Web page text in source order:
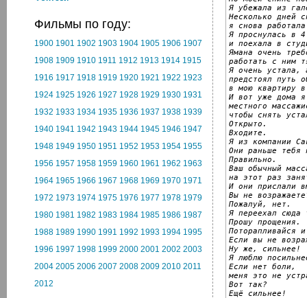
Фильмы по году:
1900 1901 1902 1903 1904 1905 1906 1907
1908 1909 1910 1911 1912 1913 1914 1915
1916 1917 1918 1919 1920 1921 1922 1923
1924 1925 1926 1927 1928 1929 1930 1931
1932 1933 1934 1935 1936 1937 1938 1939
1940 1941 1942 1943 1944 1945 1946 1947
1948 1949 1950 1951 1952 1953 1954 1955
1956 1957 1958 1959 1960 1961 1962 1963
1964 1965 1966 1967 1968 1969 1970 1971
1972 1973 1974 1975 1976 1977 1978 1979
1980 1981 1982 1983 1984 1985 1986 1987
1988 1989 1990 1991 1992 1993 1994 1995
1996 1997 1998 1999 2000 2001 2002 2003
2004 2005 2006 2007 2008 2009 2010 2011
2012
Я убежала из
Несколько дней
я снова
Я проснулась в
и поехала в
Ямана очень
работать с ним
Я очень устала,
предстоял путь
в мою квартиру
И вот уже дома я
местного
чтобы снять
Открыто.
Входите.
Я из компании
Они раньше тебя
Правильно.
Ваш обычный
на этот раз
И они прислали
Вы не
Пожалуй, нет.
Я переехал сюда
Прошу прощения.
Поторапливайся
Если вы не
Ну же, сильнее!
Я люблю
Если нет боли,
меня это не
Вот так?
Ещё сильнее!